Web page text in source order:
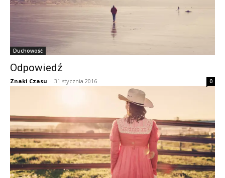
Duchowość
Odpowiedź
Znaki Czasu - 31 stycznia 2016 0